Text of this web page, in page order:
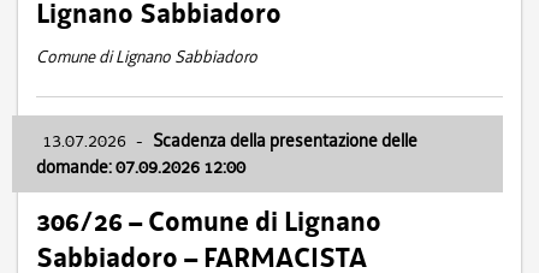
Lignano Sabbiadoro
Comune di Lignano Sabbiadoro
13.07.2026 - Scadenza della presentazione delle
domande: 07.09.2026 12:00
306/26 – Comune di Lignano
Sabbiadoro – FARMACISTA